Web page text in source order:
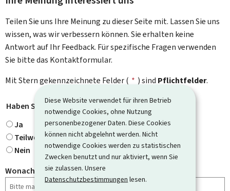
Diese Website verwendet für ihren Betrieb
notwendige Cookies, ohne Nutzung
personenbezogener Daten. Diese Cookies
können nicht abgelehnt werden. Nicht
notwendige Cookies werden zu statistischen
Zwecken benutzt und nur aktiviert, wenn Sie
sie zulassen. Unsere
Datenschutzbestimmungen lesen.
Teilen Sie uns Ihre Meinung zu dieser Seite mit. Lassen Sie uns
wissen, was wir verbessern können. Sie erhalten keine
Antwort auf Ihr Feedback. Für spezifische Fragen verwenden
Sie bitte das Kontaktformular.
Mit Stern gekennzeichnete Felder ( * ) sind Pflichtfelder.
Haben Sie gefunden, wonach Sie gesucht haben?
Ja
Teilweise
Nein
Wonach haben Sie gesucht?